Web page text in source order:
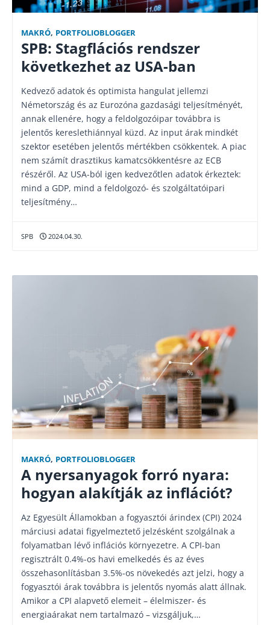
MAKRÓ, PORTFOLIOBLOGGER
SPB: Stagflációs rendszer
következhet az USA-ban
Kedvező adatok és optimista hangulat jellemzi
Németország és az Eurozóna gazdasági teljesítményét,
annak ellenére, hogy a feldolgozóipar továbbra is
jelentős kereslethiánnyal küzd. Az input árak mindkét
szektor esetében jelentős mértékben csökkentek. A piac
nem számít drasztikus kamatcsökkentésre az ECB
részéről. Az USA-ból igen kedvezőtlen adatok érkeztek:
mind a GDP, mind a feldolgozó- és szolgáltatóipari
teljesítmény…
SPB 2024.04.30.
MAKRÓ, PORTFOLIOBLOGGER
A nyersanyagok forró nyara:
hogyan alakítják az inflációt?
Az Egyesült Államokban a fogyasztói árindex (CPI) 2024
márciusi adatai figyelmeztető jelzésként szolgálnak a
folyamatban lévő inflációs környezetre. A CPI-ban
regisztrált 0.4%-os havi emelkedés és az éves
összehasonlításban 3.5%-os növekedés azt jelzi, hogy a
fogyasztói árak továbbra is jelentős nyomás alatt állnak.
Amikor a CPI alapvető elemeit – élelmiszer- és
energiaárakat nem tartalmazó – vizsgáljuk,…